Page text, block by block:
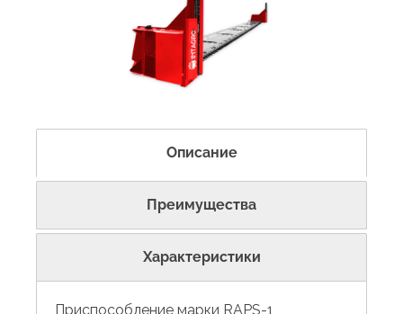
Описание
Преимущества
Характеристики
Приспособление марки RAPS-1